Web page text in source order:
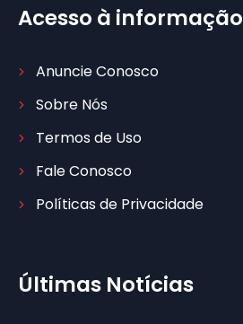
Acesso à informação
Anuncie Conosco
Sobre Nós
Termos de Uso
Fale Conosco
Políticas de Privacidade
Últimas Notícias